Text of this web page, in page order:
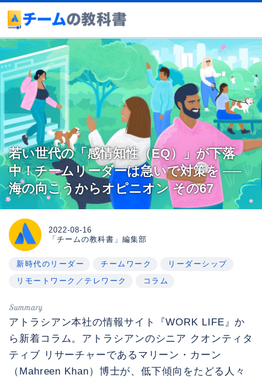
若い世代の「感情知性（EQ）」が下落
中！チームリーダーは急いで対策を ──
海の向こうからオピニオン その67
2022-08-16
「チームの教科書」編集部
新時代のリーダー チームワーク
リーダーシップ
リモートワーク／テレワーク
コラム
アトラシアン本社の情報サイト『WORK LIFE』か
ら新着コラム。アトラシアンのシニア クオンティタ
ティブ リサーチャーであるマリーン・カーン
（Mahreen Khan）博士が、低下傾向をたどる人々